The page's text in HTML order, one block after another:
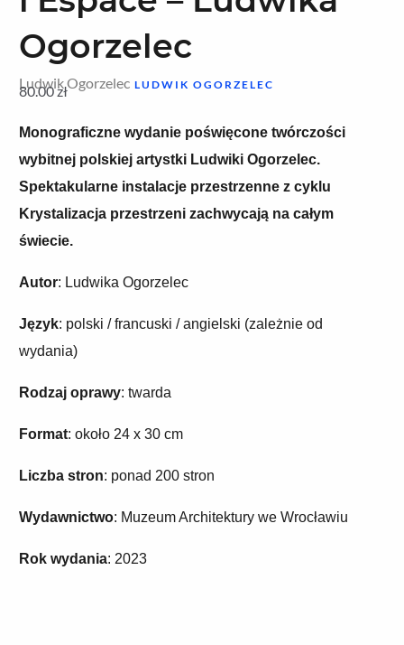
Ogorzelec
Ludwik Ogorzelec LUDWIK OGORZELEC
80.00zł
Monograficzne wydanie poświęcone twórczości
wybitnej polskiej artystki Ludwiki Ogorzelec.
Spektakularne instalacje przestrzenne z cyklu
Krystalizacja przestrzeni zachwycają na całym
świecie.
Autor: Ludwika Ogorzelec
Język: polski / francuski / angielski (zależnie od
wydania)
Rodzaj oprawy: twarda
Format: około 24 x 30 cm
Liczba stron: ponad 200 stron
Wydawnictwo: Muzeum Architektury we Wrocławiu
Rok wydania: 2023